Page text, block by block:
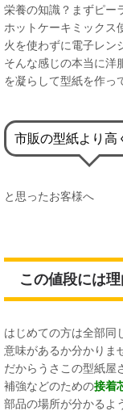
栄養の知識？まずピー
ホットケーキミックス
火を使わずに電子レン
そんな感じの本当に洋
を凝らして型紙を作っ
市販の型紙より高
と思ったお客様へ
この値段には
はじめての方は全部同
意味があるか分かりま
だからうさこの型紙屋
補強などのための接着
部品の場所が分かるよ